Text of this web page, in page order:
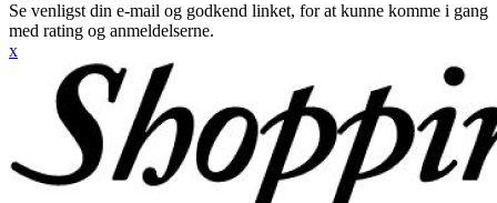
Se venligst din e-mail og godkend linket, for at kunne komme i gang
med rating og anmeldelserne.
x